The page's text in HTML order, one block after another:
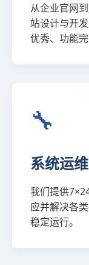
从企业官网
站设计与开
优秀、功能
🔧
系统运维
我们提供
应并解决各
稳定运行。